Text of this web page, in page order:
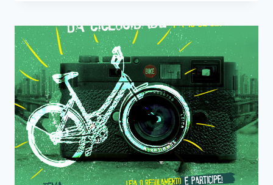
FOTOGRAFIA
DA
CICLOCIDADE